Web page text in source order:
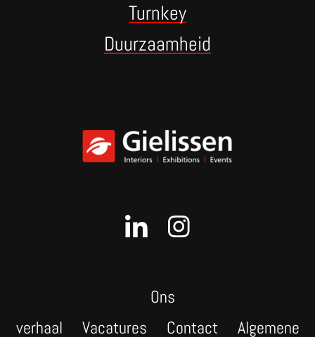
Turnkey
Duurzaamheid
Ons
verhaal
Vacatures Contact Algemene